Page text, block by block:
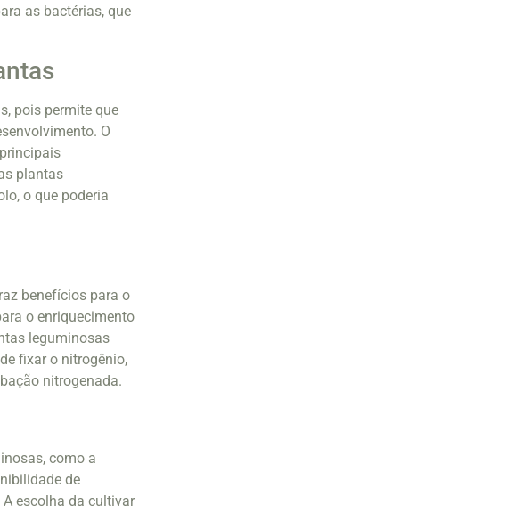
as bactérias, que
pois permite que
O
plantas
o que poderia
benefícios para o
o enriquecimento
leguminosas
fixar o nitrogênio,
nitrogenada.
como a
de
escolha da cultivar